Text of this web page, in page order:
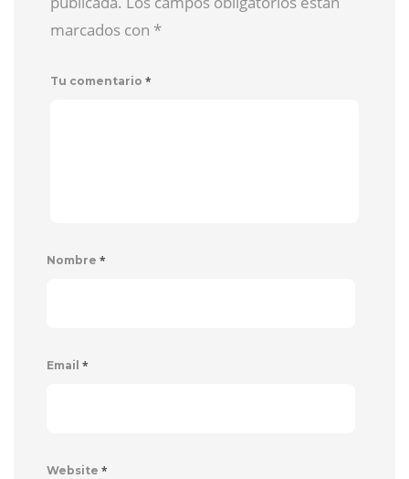
marcados con *
Tu comentario *
Nombre *
Email *
Website *